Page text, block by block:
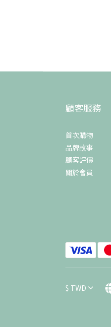
顧客服務
首次購物
品牌故事
顧客評價
關於會員
$ TWD